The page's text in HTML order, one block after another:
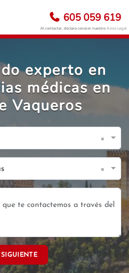
605 059 619
Al contactar, declara conocer nuestroAviso Legal
experto en
médicas en
Vaqueros
×
×
SIGUIENTE